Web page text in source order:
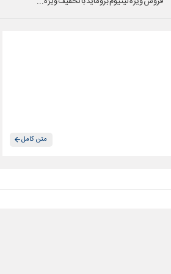
متن کامل